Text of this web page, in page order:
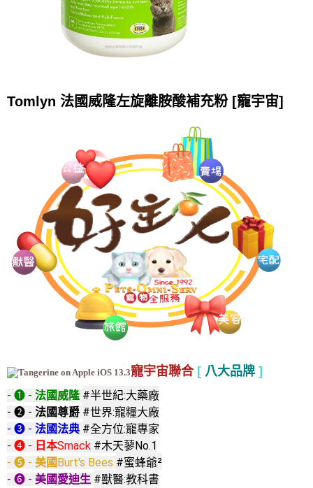
Tomlyn 法國威隆左旋離胺酸補充粉 [寵宇宙]
寵宇宙聯合 [ 八大品牌 ]
- ❶ - 法國威隆 #半世紀:大藥廠
- ❷ - 法國尊爵 #世界:寵糧大廠
- ❸ - 法國法典 #全方位:寵專家
- ❹ - 日本Smack #木天蓼No.1
- ❺ - 美國Burt's Bees #蜜蜂爺²
- ❻ - 美國愛迪生 #獸醫:教科書